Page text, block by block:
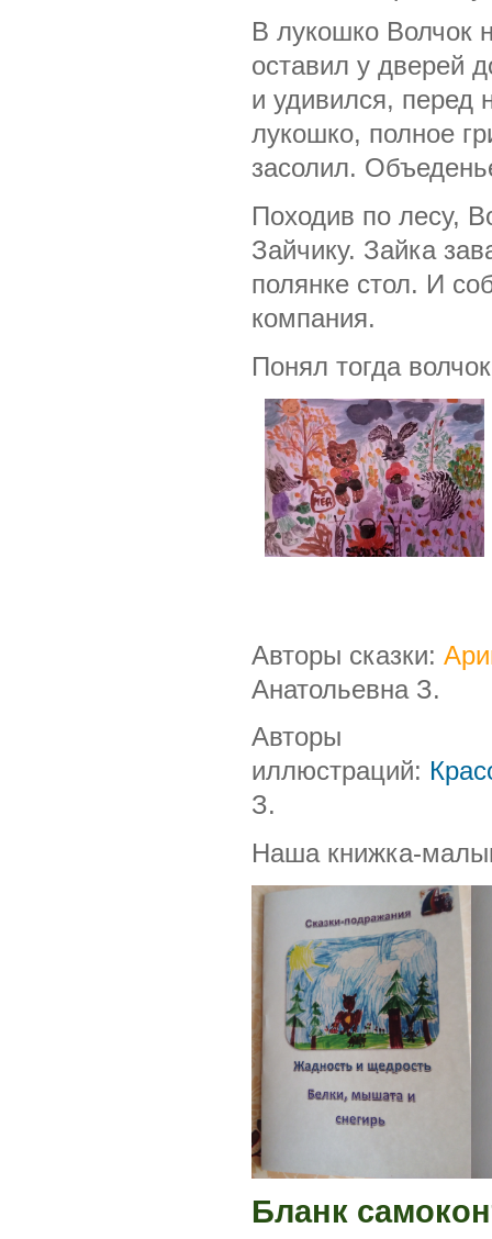
В лукошко Волчок
оставил у дверей
и удивился, перед
лукошко, полное
засолил.
Походив по лесу,
Зайчику. Зайка
полянке стол. И
компания.
Понял тогда
Авторы сказки:
Анатольевна З.
Авторы
иллюстраций:
З.
Наша книжка-
Бланк